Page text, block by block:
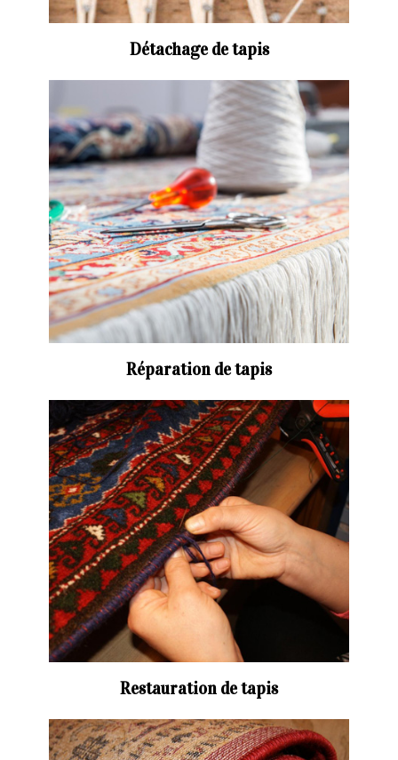
Détachage de tapis
Réparation de tapis
Restauration de tapis